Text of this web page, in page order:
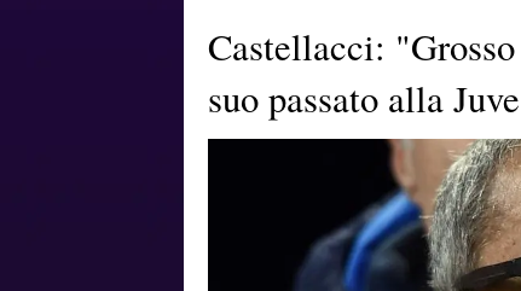
Castellacci:
suo passato alla